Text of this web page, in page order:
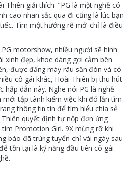
Thiên giải thích: "PG là một nghề có
cao nhan sắc qua đi cũng là lúc bạn
Tìm một hướng rẽ mới chỉ là điều
motorshow, nhiều người sẽ hình
xinh đẹp, khoe dáng gợi cảm bên
được đấng mày râu săn đón và có
cô gái khác, Hoài Thiên bị thu hút
hấp dẫn này. Nghe nói PG là nghề
mới tập tành kiếm việc khi đó lần tìm
thông tin tin để tìm hiểu chia sẻ
quyết định tự nộp đơn ứng
Promotion Girl. 9X mừng rỡ khi
báo đã trúng tuyển chỉ vài ngày sau
tồn tại là kỹ năng đầu tiên cô gái